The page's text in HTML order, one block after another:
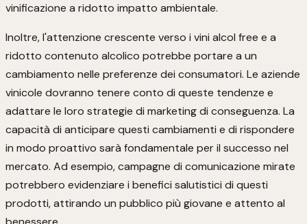
vinificazione a ridotto impatto ambientale.
Inoltre, l'attenzione crescente verso i vini alcol free e a
ridotto contenuto alcolico potrebbe portare a un
cambiamento nelle preferenze dei consumatori. Le aziende
vinicole dovranno tenere conto di queste tendenze e
adattare le loro strategie di marketing di conseguenza. La
capacità di anticipare questi cambiamenti e di rispondere
in modo proattivo sarà fondamentale per il successo nel
mercato. Ad esempio, campagne di comunicazione mirate
potrebbero evidenziare i benefici salutistici di questi
prodotti, attirando un pubblico più giovane e attento al